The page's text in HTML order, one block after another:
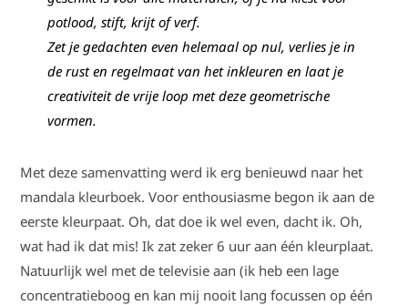
potlood, stift, krijt of verf.
Zet je gedachten even helemaal op nul, verlies je in
de rust en regelmaat van het inkleuren en laat je
creativiteit de vrije loop met deze geometrische
vormen.
Met deze samenvatting werd ik erg benieuwd naar het
mandala kleurboek. Voor enthousiasme begon ik aan de
eerste kleurpaat. Oh, dat doe ik wel even, dacht ik. Oh,
wat had ik dat mis! Ik zat zeker 6 uur aan één kleurplaat.
Natuurlijk wel met de televisie aan (ik heb een lage
concentratieboog en kan mij nooit lang focussen op één